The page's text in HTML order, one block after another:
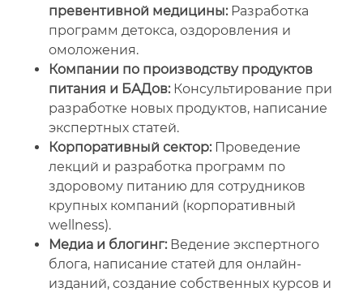
превентивной медицины:Разработка
программ детокса, оздоровления и
омоложения.
Компании по производству продуктов
питания и БАДов:Консультирование при
разработке новых продуктов, написание
экспертных статей.
Корпоративный сектор:Проведение
лекций и разработка программ по
здоровому питанию для сотрудников
крупных компаний (корпоративный
wellness).
Медиа и блогинг:Ведение экспертного
блога, написание статей для онлайн-
изданий, создание собственных курсов и